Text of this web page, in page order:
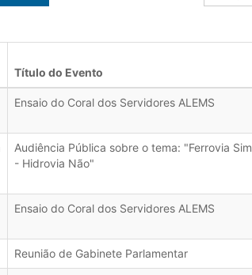
Título do Evento
Ensaio do Coral dos Servidores ALEMS
Audiência Pública sobre o tema: "Ferrovia Sim
- Hidrovia Não"
Ensaio do Coral dos Servidores ALEMS
Reunião de Gabinete Parlamentar